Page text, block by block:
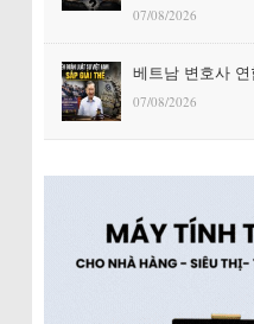
07/08/2026
베트남 변호사
07/08/2026